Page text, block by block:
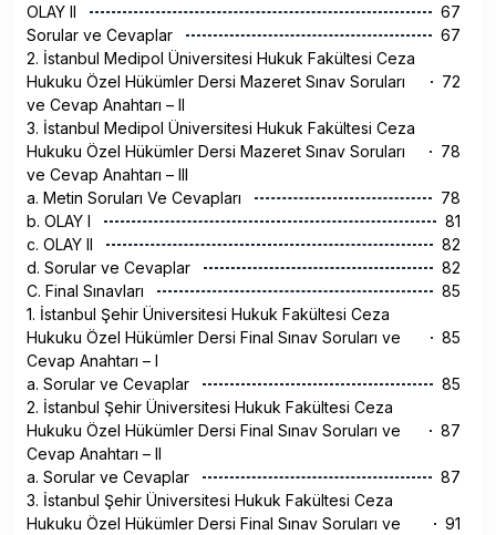
OLAY II
67
Sorular ve Cevaplar
67
2. İstanbul Medipol Üniversitesi Hukuk Fakültesi Ceza
Hukuku Özel Hükümler Dersi Mazeret Sınav Soruları
ve Cevap Anahtarı – II
72
3. İstanbul Medipol Üniversitesi Hukuk Fakültesi Ceza
Hukuku Özel Hükümler Dersi Mazeret Sınav Soruları
ve Cevap Anahtarı – III
78
a. Metin Soruları Ve Cevapları
78
b. OLAY I
81
c. OLAY II
82
d. Sorular ve Cevaplar
82
C. Final Sınavları
85
1. İstanbul Şehir Üniversitesi Hukuk Fakültesi Ceza
Hukuku Özel Hükümler Dersi Final Sınav Soruları ve
Cevap Anahtarı – I
85
a. Sorular ve Cevaplar
85
2. İstanbul Şehir Üniversitesi Hukuk Fakültesi Ceza
Hukuku Özel Hükümler Dersi Final Sınav Soruları ve
Cevap Anahtarı – II
87
a. Sorular ve Cevaplar
87
3. İstanbul Şehir Üniversitesi Hukuk Fakültesi Ceza
Hukuku Özel Hükümler Dersi Final Sınav Soruları ve
91